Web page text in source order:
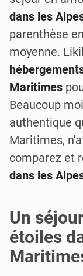
dans les
parenthèse
moyenne.
Maritimes
Beaucoup
authentique
Maritimes,
comparez et
dans les
Un
étoiles